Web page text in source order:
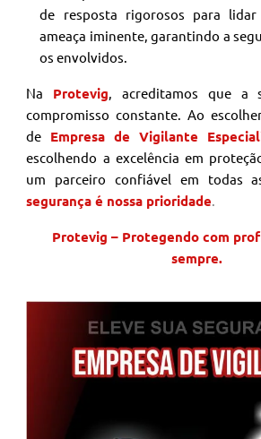
de resposta rigorosos para
ameaça iminente, garantindo a
os envolvidos.
Na Protevig , acreditamos que a
compromisso constante. Ao
de Empresa de Vigilante
escolhendo a excelência em
um parceiro confiável em todas
segurança é nossa prioridade
Protevig – Protegendo com
sempre.